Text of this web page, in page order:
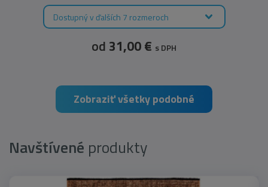
Dostupný v ďalších 7 rozmeroch
od 31,00 € s DPH
Zobraziť všetky podobné
Navštívené produkty